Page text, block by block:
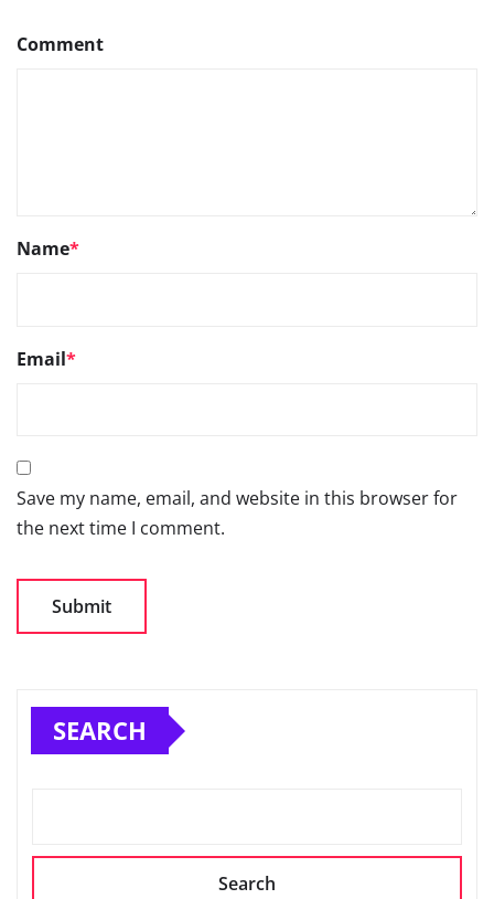
Comment
Name*
Email*
Save my name, email, and website in this browser for
the next time I comment.
SEARCH
Search